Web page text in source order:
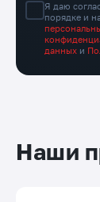
Я даю
порядке и
данных и
Наши